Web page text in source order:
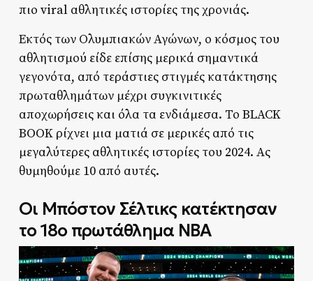
πιο viral αθλητικές ιστορίες της χρονιάς.
Εκτός των Ολυμπιακών Αγώνων, ο κόσμος του
αθλητισμού είδε επίσης μερικά σημαντικά
γεγονότα, από τεράστιες στιγμές κατάκτησης
πρωταθλημάτων μέχρι συγκινιτικές
αποχωρήσεις και όλα τα ενδιάμεσα. Το BLACK
BOOK ρίχνει μια ματιά σε μερικές από τις
μεγαλύτερες αθλητικές ιστορίες του 2024. Ας
θυμηθούμε 10 από αυτές.
Οι Μπόστον Σέλτικς κατέκτησαν
το 18ο πρωτάθλημα ΝΒΑ